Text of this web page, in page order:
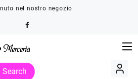
nel nostro negozio
Search